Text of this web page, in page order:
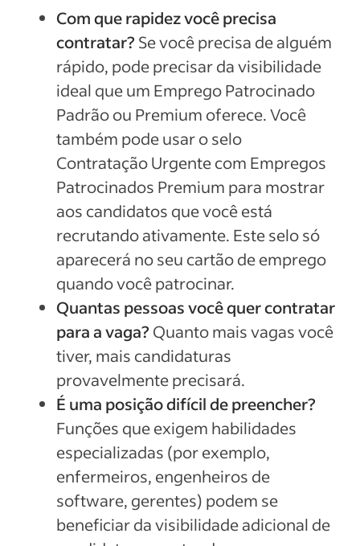
Com que rapidez você precisa
contratar? Se você precisa de alguém
rápido, pode precisar da visibilidade
ideal que um Emprego Patrocinado
Padrão ou Premium oferece. Você
também pode usar o selo
Contratação Urgente com Empregos
Patrocinados Premium para mostrar
aos candidatos que você está
recrutando ativamente. Este selo só
aparecerá no seu cartão de emprego
quando você patrocinar.
Quantas pessoas você quer contratar
para a vaga? Quanto mais vagas você
tiver, mais candidaturas
provavelmente precisará.
É uma posição difícil de preencher?
Funções que exigem habilidades
especializadas (por exemplo,
enfermeiros, engenheiros de
software, gerentes) podem se
beneficiar da visibilidade adicional de